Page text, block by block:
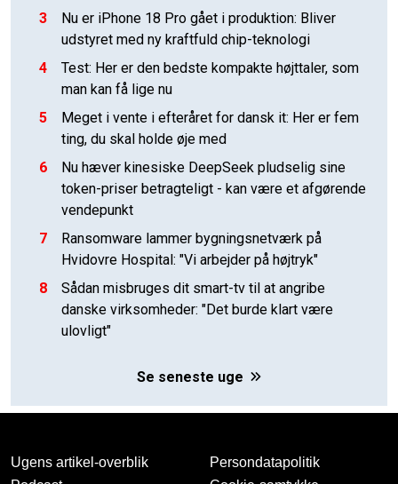
3
Nu er iPhone 18 Pro gået i produktion: Bliver
udstyret med ny kraftfuld chip-teknologi
4
Test: Her er den bedste kompakte højttaler, som
man kan få lige nu
5
Meget i vente i efteråret for dansk it: Her er fem
ting, du skal holde øje med
6
Nu hæver kinesiske DeepSeek pludselig sine
token-priser betragteligt - kan være et afgørende
vendepunkt
7
Ransomware lammer bygningsnetværk på
Hvidovre Hospital: "Vi arbejder på højtryk"
8
Sådan misbruges dit smart-tv til at angribe
danske virksomheder: "Det burde klart være
ulovligt"
Se seneste uge
Ugens artikel-overblik
Persondatapolitik